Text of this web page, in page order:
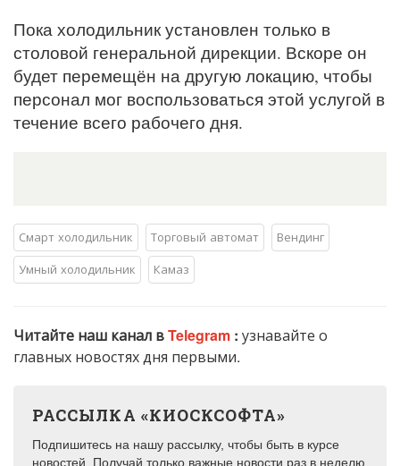
Пока холодильник установлен только в
столовой генеральной дирекции. Вскоре он
будет перемещён на другую локацию, чтобы
персонал мог воспользоваться этой услугой в
течение всего рабочего дня.
Смарт холодильник Торговый автомат
Вендинг
Умный холодильник
Камаз
Читайте наш канал вTelegram : узнавайте о
главных новостях дня первыми.
РАССЫЛКА «КИОСКСОФТА»
Подпишитесь на нашу рассылку, чтобы быть в курсе
новостей. Получай только важные новости раз в неделю